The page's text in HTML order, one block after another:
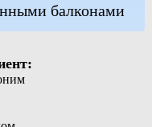
балконами